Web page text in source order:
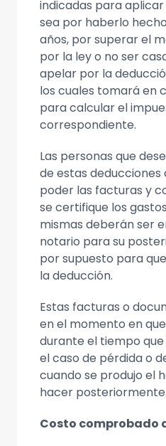
indicadas para
sea por haberlo
años, por superar el
por la ley o no ser
apelar por la
los cuales tomará en
para calcular el
correspondiente.
Las personas que
de estas
poder las facturas y
se certifique los
mismas deberán ser
notario para su
por supuesto para
la deducción.
Estas facturas o
en el momento en
durante el tiempo
el caso de pérdida o
cuando se produjo el
hacer posteriormente.
Costo comprobado